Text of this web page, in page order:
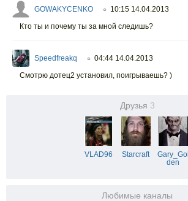
GOWAKYCENKO ○ 10:15 14.04.2013
Кто ты и почему ты за мной следишь?
Speedfreakq ○ 04:44 14.04.2013
Смотрю дотец2 установил, поигрываешь? )
Друзья 3
VLAD96 Starcraft
Gary_Gol
den
Любимые каналы